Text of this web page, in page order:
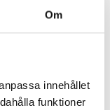
Om
innehållet
funktioner